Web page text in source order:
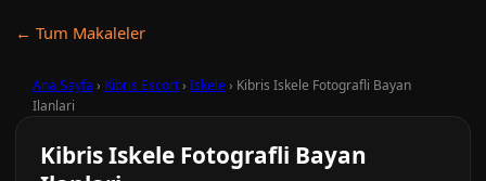
← Tum Makaleler
Ana Sayfa › Kibris Escort› Iskele› Kibris Iskele Fotografli Bayan
Ilanlari
Kibris Iskele Fotografli Bayan